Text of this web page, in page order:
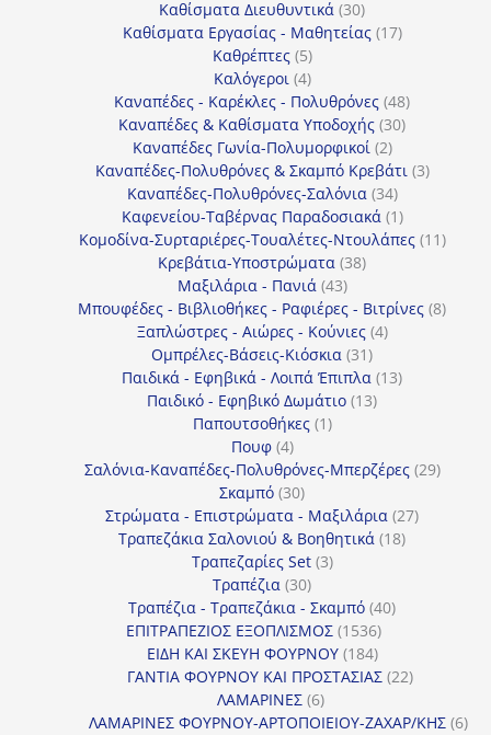
Καθίσματα Διευθυντικά 3030
προϊόντα
Καθίσματα Εργασίας - Μαθητείας 1717
Καθρέπτες 55
προϊόντα
Καλόγεροι 44
προϊόντα
Καναπέδες - Καρέκλες - Πολυθρόνες 4848
προϊόντα
Καναπέδες & Καθίσματα Υποδοχής 3030
Καναπέδες Γωνία-Πολυμορφικοί 22
προϊόντα
Καναπέδες-Πολυθρόνες & Σκαμπό Κρεβάτι 33
Καναπέδες-Πολυθρόνες-Σαλόνια 3434
προϊόντα
Καφενείου-Ταβέρνας Παραδοσιακά 11
προϊόν
Κομοδίνα-Συρταριέρες-Τουαλέτες-Ντουλάπες 1111
Κρεβάτια-Υποστρώματα 3838
Μαξιλάρια - Πανιά 4343
προϊόντα
Μπουφέδες - Βιβλιοθήκες - Ραφιέρες - Βιτρίνες 88
Ξαπλώστρες - Αιώρες - Κούνιες 44
Ομπρέλες-Βάσεις-Κιόσκια 3131
προϊόντα
Παιδικά - Εφηβικά - Λοιπά Έπιπλα 1313
Παιδικό - Εφηβικό Δωμάτιο 1313
Παπουτσοθήκες 11
Πουφ 44
προϊόντα
Σαλόνια-Καναπέδες-Πολυθρόνες-Μπερζέρες 2929
Σκαμπό 3030
προϊόντα
Στρώματα - Επιστρώματα - Μαξιλάρια 2727
Τραπεζάκια Σαλονιού & Βοηθητικά 1818
Τραπεζαρίες Set 33
Τραπέζια 3030
προϊόντα
Τραπέζια - Τραπεζάκια - Σκαμπό 4040
ΕΠΙΤΡΑΠΕΖΙΟΣ ΕΞΟΠΛΙΣΜΟΣ 15361536
προϊόντα
ΕΙΔΗ ΚΑΙ ΣΚΕΥΗ ΦΟΥΡΝΟΥ 184184
προϊόντα
ΓΑΝΤΙΑ ΦΟΥΡΝΟΥ ΚΑΙ ΠΡΟΣΤΑΣΙΑΣ 2222
ΛΑΜΑΡΙΝΕΣ 66
προϊόντα
ΛΑΜΑΡΙΝΕΣ ΦΟΥΡΝΟΥ-ΑΡΤΟΠΟΙΕΙΟΥ-ΖΑΧΑΡ/ΚΗΣ 66